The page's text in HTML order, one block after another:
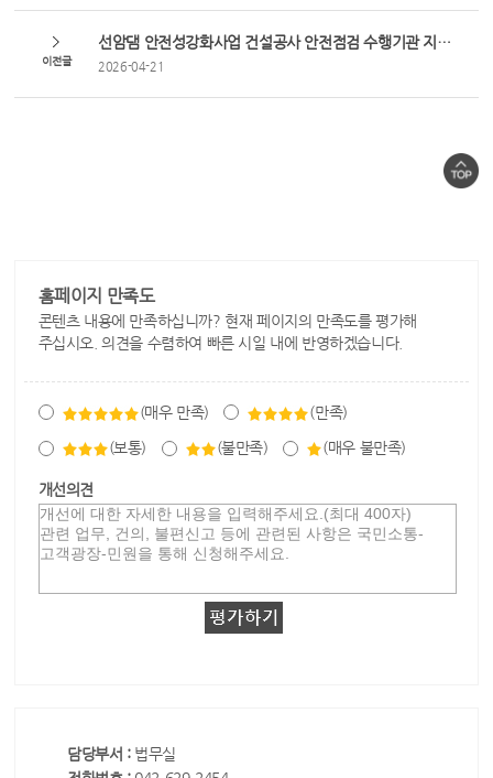
이전글
선암댐 안전성강화사업 건설공사 안전점검 수행기관 지정 공고
2026-04-21
홈페이지 만족도
콘텐츠 내용에 만족하십니까? 현재 페이지의 만족도를 평가해
주십시오. 의견을 수렴하여 빠른 시일 내에 반영하겠습니다.
(매우 만족) (만족)
(보통) (불만족) (매우 불만족)
개선의견
담당부서 : 법무실